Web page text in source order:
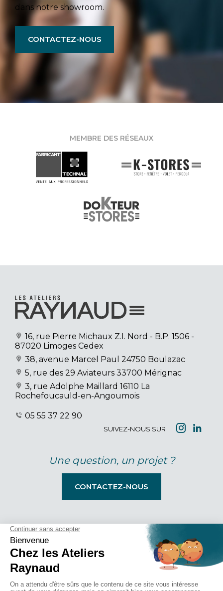
dans notre showroom.
CONTACTEZ-NOUS
MEMBRE DES RÉSEAUX
16, rue Pierre Michaux Z.I. Nord - B.P. 1506 -
87020 Limoges Cedex
38, avenue Marcel Paul 24750 Boulazac
5, rue des 29 Aviateurs 33700 Mérignac
3, rue Adolphe Maillard 16110 La
Rochefoucauld-en-Angoumois
05 55 37 22 90
SUIVEZ-NOUS SUR
Une question, un projet ?
CONTACTEZ-NOUS